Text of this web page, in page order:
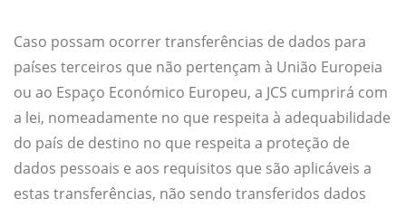
Caso possam ocorrer transferências de dados para
países terceiros que não pertençam à União Europeia
ou ao Espaço Económico Europeu, a JCS cumprirá com
a lei, nomeadamente no que respeita à adequabilidade
do país de destino no que respeita a proteção de
dados pessoais e aos requisitos que são aplicáveis a
estas transferências, não sendo transferidos dados